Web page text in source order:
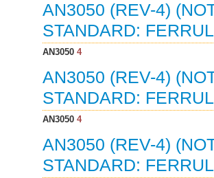
AN3050 (REV-4)
STANDARD:
AN30504
AN3050 (REV-4)
STANDARD:
AN30504
AN3050 (REV-4)
STANDARD: